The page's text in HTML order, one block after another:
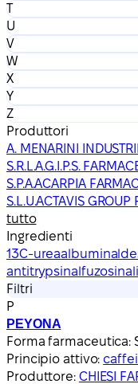
T
U
V
W
X
Y
Z
Produttori
A. MENARINI
S.R.L.A.G.I.P.S.
S.P.A.ACARPIA
S.L.U.ACTAVIS GROUP
tutto
Ingredienti
13C-ureaalbumin
antitrypsinalfuzosin
Filtri
P
PEYONA
Forma farmaceutica:
Principio attivo:
Produttore: CHIESI